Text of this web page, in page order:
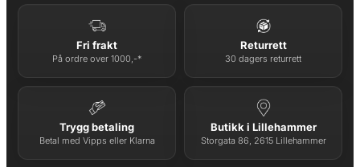
Fri frakt
På ordre over 1000,-*
Returrett
30 dagers returrett
Trygg betaling
Betal med Vipps eller Klarna
Butikk i Lillehammer
Storgata 86, 2615 Lillehammer